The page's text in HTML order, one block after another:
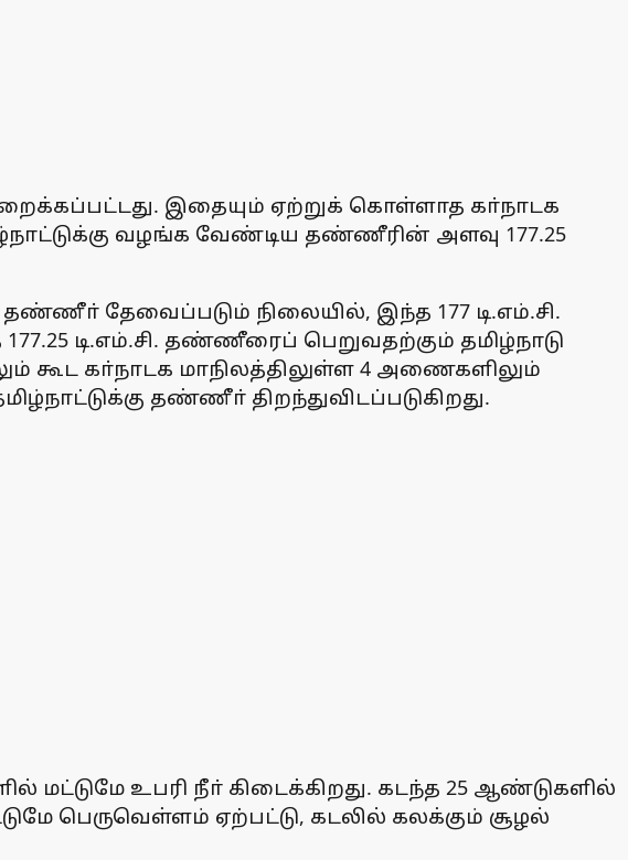
இதையும் ஏற்றுக் கொள்ளாத கா்நாடக
வழங்க வேண்டிய தண்ணீரின் அளவு 177.25
தண்ணீா் தேவைப்படும் நிலையில், இந்த 177 டி.எம்.சி.
டி.எம்.சி. தண்ணீரைப் பெறுவதற்கும் தமிழ்நாடு
கூட கா்நாடக மாநிலத்திலுள்ள 4 அணைகளிலும்
தண்ணீா் திறந்துவிடப்படுகிறது.
உபரி நீா் கிடைக்கிறது. கடந்த 25 ஆண்டுகளில்
மட்டுமே பெருவெள்ளம் ஏற்பட்டு, கடலில் கலக்கும் சூழல்